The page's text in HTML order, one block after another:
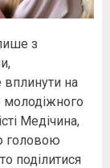
з
на
молодіжного
Медічина,
головою
поділитися